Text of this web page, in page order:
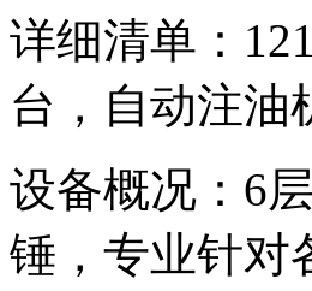
详细清单：
台，自动注油
设备概况：6
锤，专业针对